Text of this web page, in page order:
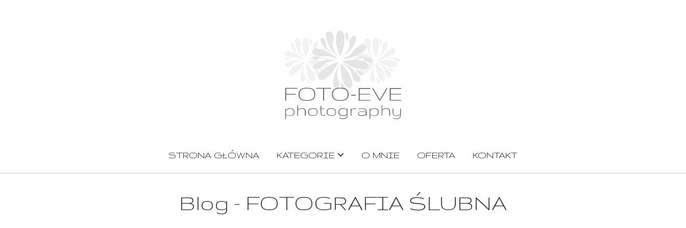
STRONA GŁÓWNA KATEGORIE O MNIE OFERTA KONTAKT
Blog - FOTOGRAFIA ŚLUBNA